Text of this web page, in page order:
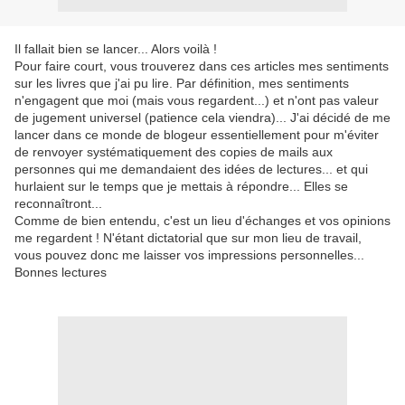
Il fallait bien se lancer... Alors voilà !
Pour faire court, vous trouverez dans ces articles mes sentiments
sur les livres que j'ai pu lire. Par définition, mes sentiments
n'engagent que moi (mais vous regardent...) et n'ont pas valeur
de jugement universel (patience cela viendra)... J'ai décidé de me
lancer dans ce monde de blogeur essentiellement pour m'éviter
de renvoyer systématiquement des copies de mails aux
personnes qui me demandaient des idées de lectures... et qui
hurlaient sur le temps que je mettais à répondre... Elles se
reconnaîtront...
Comme de bien entendu, c'est un lieu d'échanges et vos opinions
me regardent ! N'étant dictatorial que sur mon lieu de travail,
vous pouvez donc me laisser vos impressions personnelles...
Bonnes lectures